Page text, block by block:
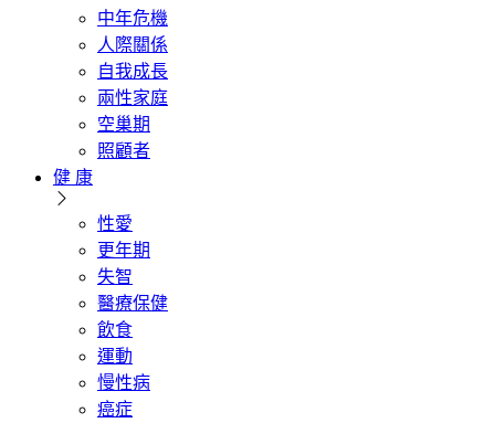
中年危機
人際關係
自我成長
兩性家庭
空巢期
照顧者
健 康
性愛
更年期
失智
醫療保健
飲食
運動
慢性病
癌症